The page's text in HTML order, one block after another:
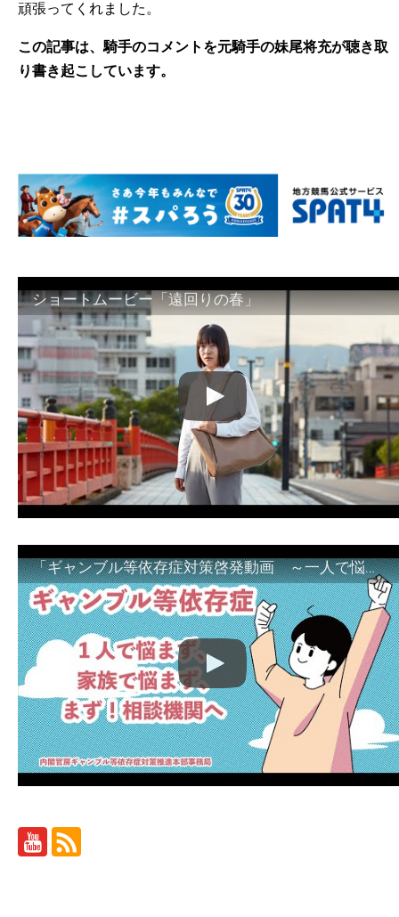
頑張ってくれました。
この記事は、騎手のコメントを元騎手の妹尾将充が聴き取
り書き起こしています。
ショートムービー「遠回りの春」
「ギャンブル等依存症対策啓発動画 ～一人で悩まず、家族で悩まず、まず！相談機関へ～」